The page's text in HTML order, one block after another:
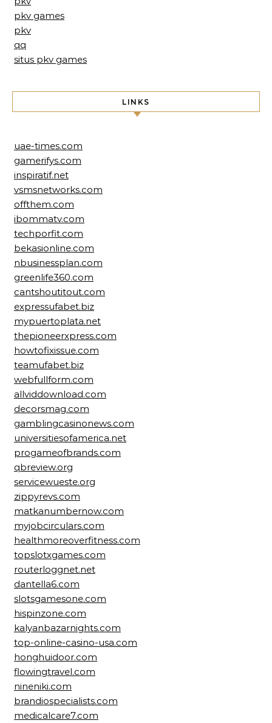
pkv games
pkv
qq
situs pkv games
LINKS
uae-times.com
gamerifys.com
inspiratif.net
vsmsnetworks.com
offthem.com
ibommatv.com
techporfit.com
bekasionline.com
nbusinessplan.com
greenlife360.com
cantshoutitout.com
expressufabet.biz
mypuertoplata.net
thepioneerxpress.com
howtofixissue.com
teamufabet.biz
webfullform.com
allviddownload.com
decorsmag.com
gamblingcasinonews.com
universitiesofamerica.net
progameofbrands.com
qbreview.org
servicewueste.org
zippyrevs.com
matkanumbernow.com
myjobcirculars.com
healthmoreoverfitness.com
topslotxgames.com
routerloggnet.net
dantella6.com
slotsgamesone.com
hispinzone.com
kalyanbazarnights.com
top-online-casino-usa.com
honghuidoor.com
flowingtravel.com
nineniki.com
brandiospecialists.com
medicalcare7.com